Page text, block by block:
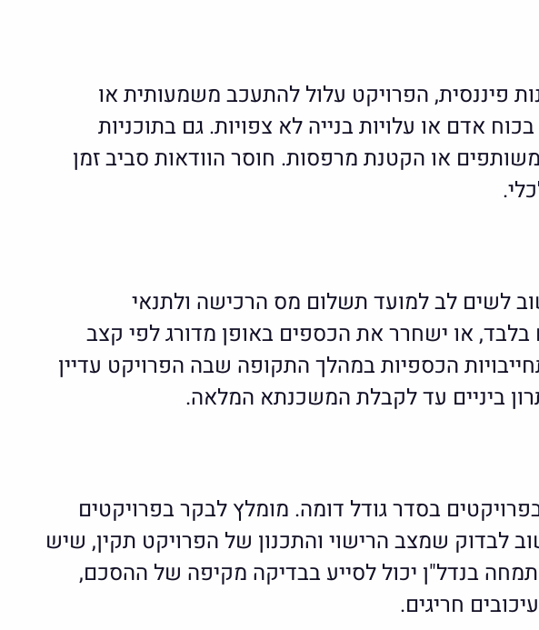
פיננסית, הפרויקט עלול להתעכב משמעותית או
אדם או עלויות בנייה לא צפויות. גם בתוכניות
או הקטנת מרפסות. חוסר הוודאות סביב זמן
לשים לב למועד תשלום מס הרכישה ולתנאי
או ישחרר את הכספים באופן מדורג לפי קצב
הכספיות במהלך התקופה שבה הפרויקט עדיין
ביניים עד לקבלת המשכנתא המלאה.
בסדר גודל דומה. מומלץ לבקר בפרויקטים
לבדוק שמצב הרישוי והתכנון של הפרויקט תקין, שיש
בנדל"ן יכול לסייע בבדיקה מקיפה של ההסכם,
חריגים.